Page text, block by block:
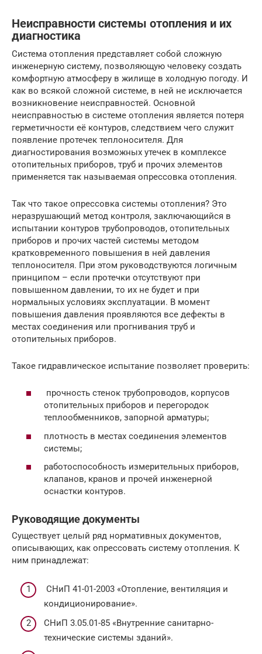
Неисправности системы отопления и их
диагностика
Система отопления представляет собой сложную
инженерную систему, позволяющую человеку создать
комфортную атмосферу в жилище в холодную погоду. И
как во всякой сложной системе, в ней не исключается
возникновение неисправностей. Основной
неисправностью в системе отопления является потеря
герметичности её контуров, следствием чего служит
появление протечек теплоносителя. Для
диагностирования возможных утечек в комплексе
отопительных приборов, труб и прочих элементов
применяется так называемая опрессовка отопления.
Так что такое опрессовка системы отопления? Это
неразрушающий метод контроля, заключающийся в
испытании контуров трубопроводов, отопительных
приборов и прочих частей системы методом
кратковременного повышения в ней давления
теплоносителя. При этом руководствуются логичным
принципом – если протечки отсутствуют при
повышенном давлении, то их не будет и при
нормальных условиях эксплуатации. В момент
повышения давления проявляются все дефекты в
местах соединения или прогнивания труб и
отопительных приборов.
Такое гидравлическое испытание позволяет проверить:
прочность стенок трубопроводов, корпусов
отопительных приборов и перегородок
теплообменников, запорной арматуры;
плотность в местах соединения элементов
системы;
работоспособность измерительных приборов,
клапанов, кранов и прочей инженерной
оснастки контуров.
Руководящие документы
Существует целый ряд нормативных документов,
описывающих, как опрессовать систему отопления. К
ним принадлежат:
СНиП 41-01-2003 «Отопление, вентиляция и
кондиционирование».
СНиП 3.05.01-85 «Внутренние санитарно-
технические системы зданий».